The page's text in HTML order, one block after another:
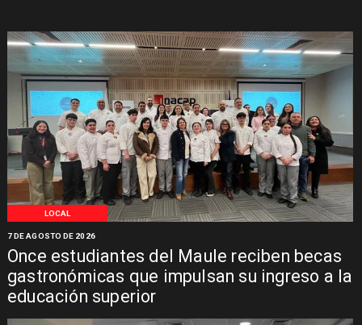
LOCAL
Once estudiantes del Maule reciben becas
gastronómicas que impulsan su ingreso a la
educación superior
7 DE AGOSTO DE 2026